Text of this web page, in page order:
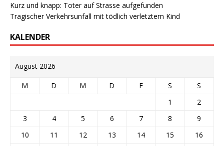
Kurz und knapp: Toter auf Strasse aufgefunden
Tragischer Verkehrsunfall mit tödlich verletztem Kind
KALENDER
August 2026
M D M D F S
S
1
2
3
4 5 6 7 8
9
10
11 12 13 14 15
16